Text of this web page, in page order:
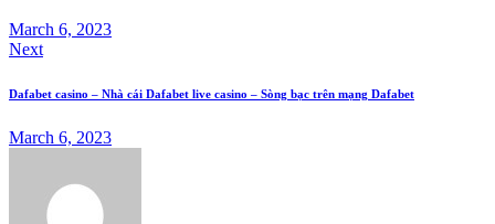
March 6, 2023
Next
Dafabet casino – Nhà cái Dafabet live casino – Sòng bạc trên mạng Dafabet
March 6, 2023